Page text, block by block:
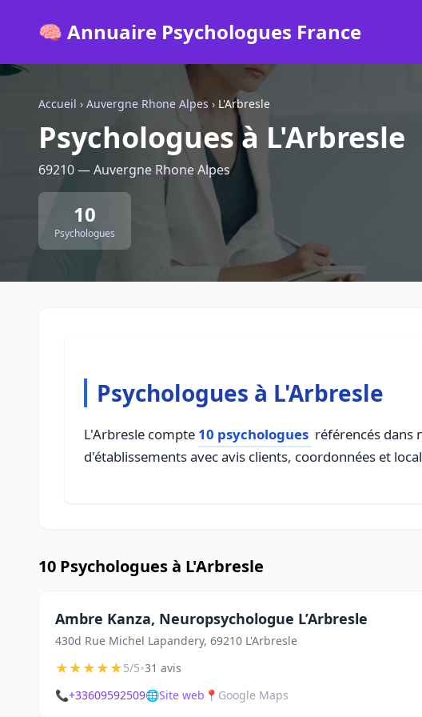
🧠 Annuaire Psychologues France
Accueil › Auvergne Rhone Alpes › L'Arbresle
Psychologues à L'Arbresle
69210 — Auvergne Rhone Alpes
10
Psychologues
Psychologues à L'Arbresle
L'Arbresle compte 10 psychologues référencés dans
d'établissements avec avis clients, coordonnées et
10 Psychologues à L'Arbresle
Ambre Kanza, Neuropsychologue L’Arbresle
430d Rue Michel Lapandery, 69210 L'Arbresle
★★★★★5/5•31 avis
📞+33609592509🌐Site web 📍 Google Maps